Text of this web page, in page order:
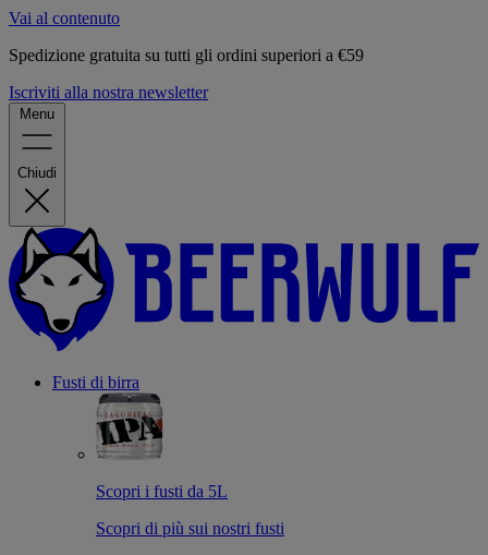
Vai al contenuto
Spedizione gratuita su tutti gli ordini superiori a €59
Iscriviti alla nostra newsletter
Menu
Chiudi
Fusti di birra
Scopri i fusti da 5L
Scopri di più sui nostri fusti